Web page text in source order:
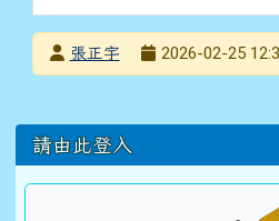
發布者張正宇
2026-02-25
左邊區域內容
請由此登入